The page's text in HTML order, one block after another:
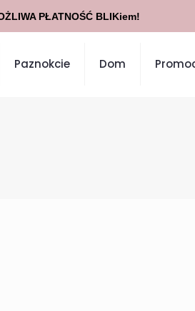
Paznokcie Dom
PŁATNOŚĆ BLIKiem!